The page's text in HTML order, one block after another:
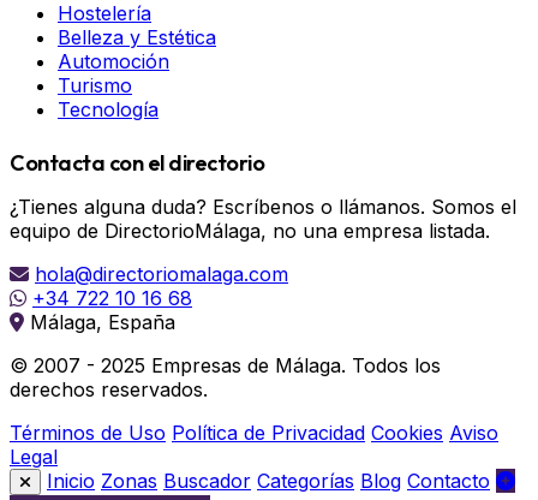
Hostelería
Belleza y Estética
Automoción
Turismo
Tecnología
Contacta con el directorio
¿Tienes alguna duda? Escríbenos o llámanos. Somos el
equipo de DirectorioMálaga, no una empresa listada.
hola@directoriomalaga.com
+34 722 10 16 68
Málaga, España
© 2007 - 2025 Empresas de Málaga. Todos los
derechos reservados.
Términos de Uso Política de Privacidad Cookies Aviso
Legal
Inicio Zonas Buscador Categorías Blog Contacto